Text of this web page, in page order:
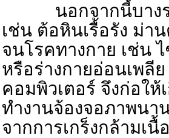
นอกจากนี้บางรา
เช่น ต้อหินเรื้อรัง ม่า
จนโรคทางกาย เช่น
หรือร่างกายอ่อนเพลี
คอมพิวเตอร์ จึงก่อให้
ทำงานจ้องจอภาพนา
จากการเกร็งกล้ามเนื้